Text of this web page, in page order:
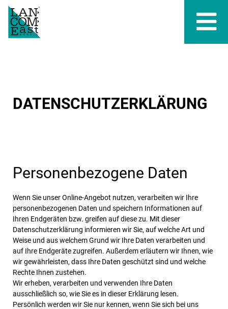
DATENSCHUTZERKLÄRUNG
Personenbezogene Daten
Wenn Sie unser Online-Angebot nutzen, verarbeiten wir Ihre
personenbezogenen Daten und speichern Informationen auf
Ihren Endgeräten bzw. greifen auf diese zu. Mit dieser
Datenschutzerklärung informieren wir Sie, auf welche Art und
Weise und aus welchem Grund wir Ihre Daten verarbeiten und
auf Ihre Endgeräte zugreifen. Außerdem erläutern wir Ihnen, wie
wir gewährleisten, dass Ihre Daten geschützt sind und welche
Rechte Ihnen zustehen.
Wir erheben, verarbeiten und verwenden Ihre Daten
ausschließlich so, wie Sie es in dieser Erklärung lesen.
Persönlich werden wir Sie nur kennen, wenn Sie sich bei uns